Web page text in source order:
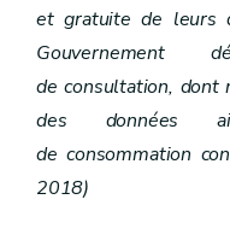
et gratuite de leurs
Gouvernement
de consultation,
des données
de consommation
2018)